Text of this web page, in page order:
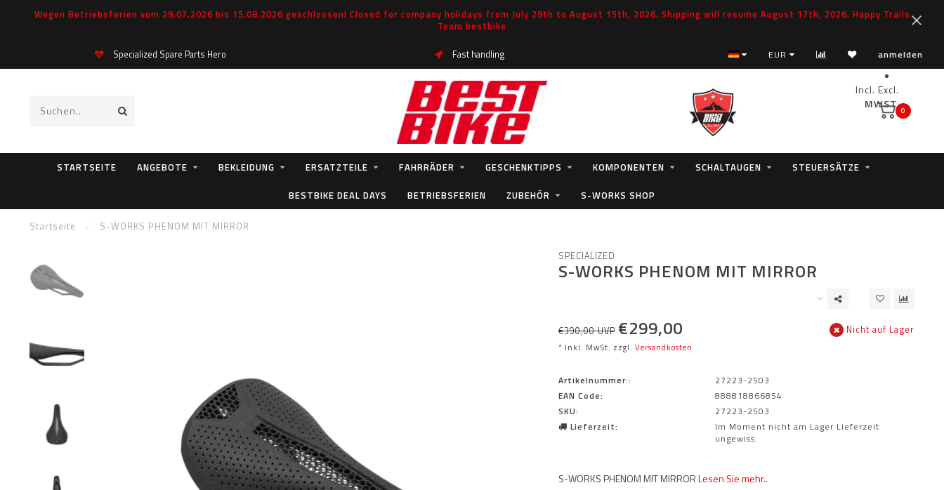
Wegen Betriebsferien vom 29.07.2026 bis 15.08.2026 geschlossen! Closed for company holidays from July 29th to August 15th, 2026. Shipping will resume August 17th, 2026. Happy Trails
Team bestbike
Specialized Spare Parts Hero Fast handling EUR anmelden
Incl. Excl.
MWST.0
STARTSEITE ANGEBOTE BEKLEIDUNG ERSATZTEILE FAHRRÄDER GESCHENKTIPPS KOMPONENTEN SCHALTAUGEN
STEUERSÄTZE
BESTBIKE DEAL DAYS
BETRIEBSFERIEN ZUBEHÖR S-WORKS SHOP
Startseite / S-WORKS PHENOM MIT MIRROR
SPECIALIZED
S-WORKS PHENOM MIT MIRROR
€390,00 UVP €299,00
* Inkl. MwSt. zzgl. Versandkosten
Nicht auf Lager
Artikelnummer::
27223-2503
EAN Code:
888818866854
SKU:
27223-2503
Lieferzeit:
Im Moment nicht am Lager Lieferzeit
ungewiss.
S-WORKS PHENOM MIT MIRRORLesen Sie mehr..